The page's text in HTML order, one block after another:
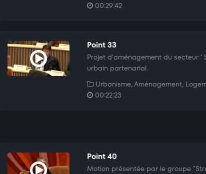
00:29:42
Point 33
Projet d'aménagement du secteur '
urbain partenarial.
Urbanisme, Aménagement,
00:22:23
Point 40
Motion présentée par le groupe